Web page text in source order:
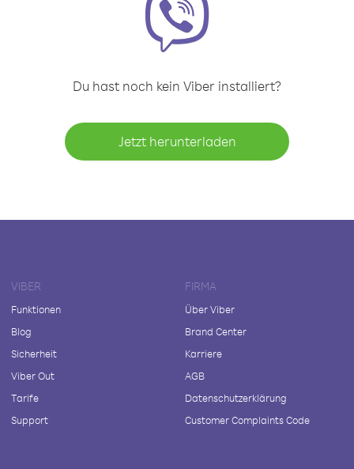
Du hast noch kein Viber installiert?
Jetzt herunterladen
VIBER
Funktionen
Blog
Sicherheit
Viber Out
Tarife
Support
FIRMA
Über Viber
Brand Center
Karriere
AGB
Datenschutzerklärung
Customer Complaints Code